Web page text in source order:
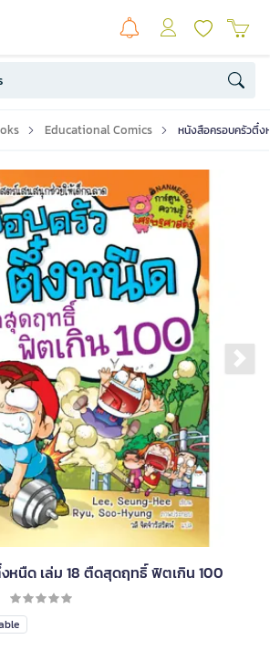
Educational Comics หนังสือครอบครัวตึ๋ง
slide
หนืด เล่ม 18 ตืดสุดฤทธิ์ ฟิตเกิน 100